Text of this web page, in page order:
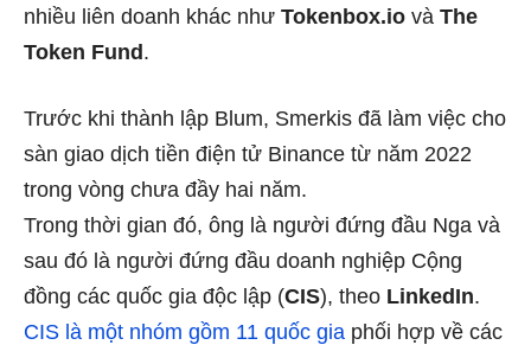
nhiều liên doanh khác như Tokenbox.io và The
Token Fund.
Trước khi thành lập Blum, Smerkis đã làm việc cho
sàn giao dịch tiền điện tử Binance từ năm 2022
trong vòng chưa đầy hai năm.
Trong thời gian đó, ông là người đứng đầu Nga và
sau đó là người đứng đầu doanh nghiệp Cộng
đồng các quốc gia độc lập (CIS), theo LinkedIn.
CIS là một nhóm gồm 11 quốc gia phối hợp về các